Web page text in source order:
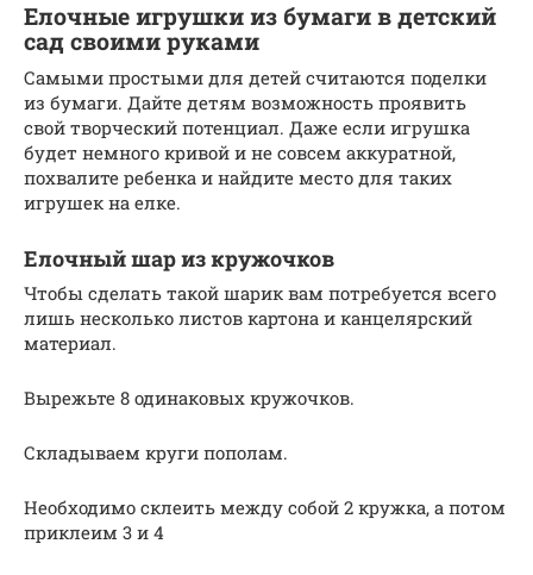
Елочные игрушки из бумаги в детский
сад своими руками
Самыми простыми для детей считаются поделки
из бумаги. Дайте детям возможность проявить
свой творческий потенциал. Даже если игрушка
будет немного кривой и не совсем аккуратной,
похвалите ребенка и найдите место для таких
игрушек на елке.
Елочный шар из кружочков
Чтобы сделать такой шарик вам потребуется всего
лишь несколько листов картона и канцелярский
материал.
Вырежьте 8 одинаковых кружочков.
Складываем круги пополам.
Необходимо склеить между собой 2 кружка, а потом
приклеим 3 и 4